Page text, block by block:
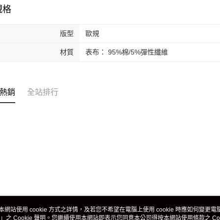
格
版型 歐規
材質 表布： 95%棉/5%彈性纖維
銷 全站排行
網站使用 cookie 方式之詳情，及若您不希望在電腦上使用 cookie 時應如何變更電
」之 Cookie 聲明。您繼續使用本網站即表示您同意本公司得按本網站使用條款之